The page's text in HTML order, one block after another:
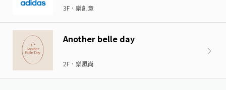
3F．樂創意
Another belle day
2F．樂風尚